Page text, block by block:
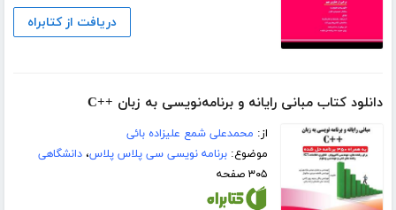
دریافت از کتابراه
دانلود کتاب مبانی رایانه و برنامه‌نویسی به زبان ++C
از: محمدعلی شمع علیزاده بائی
موضوع:برنامه نویسی سی پلاس پلاس،دانشگاهی
۳۰۵ صفحه